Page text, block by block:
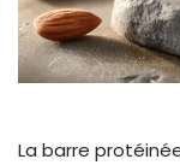
La barre